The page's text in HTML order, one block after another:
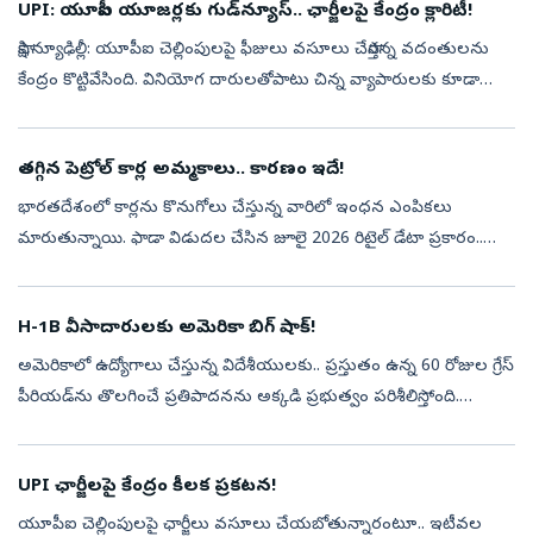
UPI: యూపీఐ యూజర్లకు గుడ్‌న్యూస్.. ఛార్జీలపై కేంద్రం క్లారిటీ!
సాక్షి,న్యూఢిల్లీ: యూపీఐ చెల్లింపులపై ఫీజులు వసూలు చేస్తారన్న వదంతులను
కేంద్రం కొట్టివేసింది. వినియోగ దారులతోపాటు చిన్న వ్యాపారులకు కూడా
తగ్గిన పెట్రోల్ కార్ల అమ్మకాలు.. కారణం ఇదే!
భారతదేశంలో కార్లను కొనుగోలు చేస్తున్న వారిలో ఇంధన ఎంపికలు
మారుతున్నాయి. ఫాడా విడుదల చేసిన జూలై 2026 రిటైల్ డేటా ప్రకారం..
H-1B వీసాదారులకు అమెరికా బిగ్ షాక్!
అమెరికాలో ఉద్యోగాలు చేస్తున్న విదేశీయులకు.. ప్రస్తుతం ఉన్న 60 రోజుల గ్రేస్
పీరియడ్‌ను తొలగించే ప్రతిపాదనను అక్కడి ప్రభుత్వం పరిశీలిస్తోంది.
UPI ఛార్జీలపై కేంద్రం కీలక ప్రకటన!
యూపీఐ చెల్లింపులపై ఛార్జీలు వసూలు చేయబోతున్నారంటూ.. ఇటీవల